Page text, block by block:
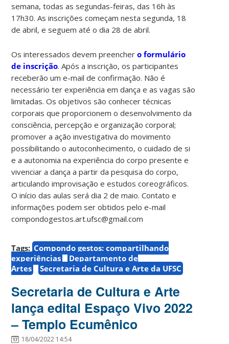
semana, todas as segundas-feiras, das 16h às
17h30. As inscrições começam nesta segunda, 18
de abril, e seguem até o dia 28 de abril.
Os interessados devem preenchero formulário
de inscrição. Após a inscrição, os participantes
receberão um e-mail de confirmação. Não é
necessário ter experiência em dança e as vagas são
limitadas. Os objetivos são conhecer técnicas
corporais que proporcionem o desenvolvimento da
consciência, percepção e organização corporal;
promover a ação investigativa do movimento
possibilitando o autoconhecimento, o cuidado de si
e a autonomia na experiência do corpo presente e
vivenciar a dança a partir da pesquisa do corpo,
articulando improvisação e estudos coreográficos.
O início das aulas será dia 2 de maio. Contato e
informações podem ser obtidos pelo e-mail
compondogestos.art.ufsc@gmail.com
Tags: Compondo gestos: compartilhando
experiências
Departamento de
Artes
Secretaria de Cultura e Arte da UFSC
Secretaria de Cultura e Arte
lança edital Espaço Vivo 2022
– Templo Ecumênico
18/04/2022 14:54